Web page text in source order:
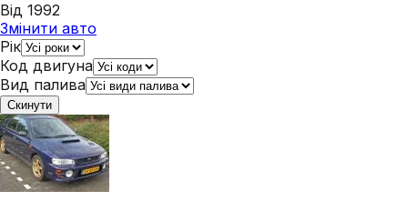
Від 1992
Змінити авто
Рік
Код двигуна
Вид палива
Скинути